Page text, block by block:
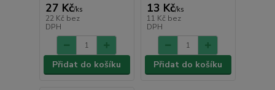
27 Kč/ks
22 Kč bez
DPH
Přidat do košíku
13 Kč/ks
11 Kč bez
DPH
Přidat do košíku